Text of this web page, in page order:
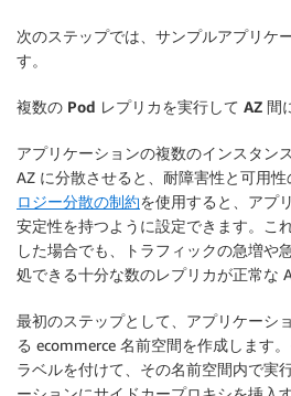
      attempts:
次のステップでは、サンプルアプリケ
す。
複数の Pod レプリカを実行して AZ 間
アプリケーションの複数のインスタン
AZ に分散させると、耐障害性と可用性
ロジー分散の制約を使用すると、アプ
安定性を持つように設定できます。こ
した場合でも、トラフィックの急増や
処できる十分な数のレプリカが正常な
最初のステップとして、アプリケーシ
る ecommerce 名前空間を作成します
ラベルを付けて、その名前空間内で実